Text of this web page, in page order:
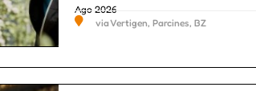
Ago 2026
via Vertigen, Parcines, BZ